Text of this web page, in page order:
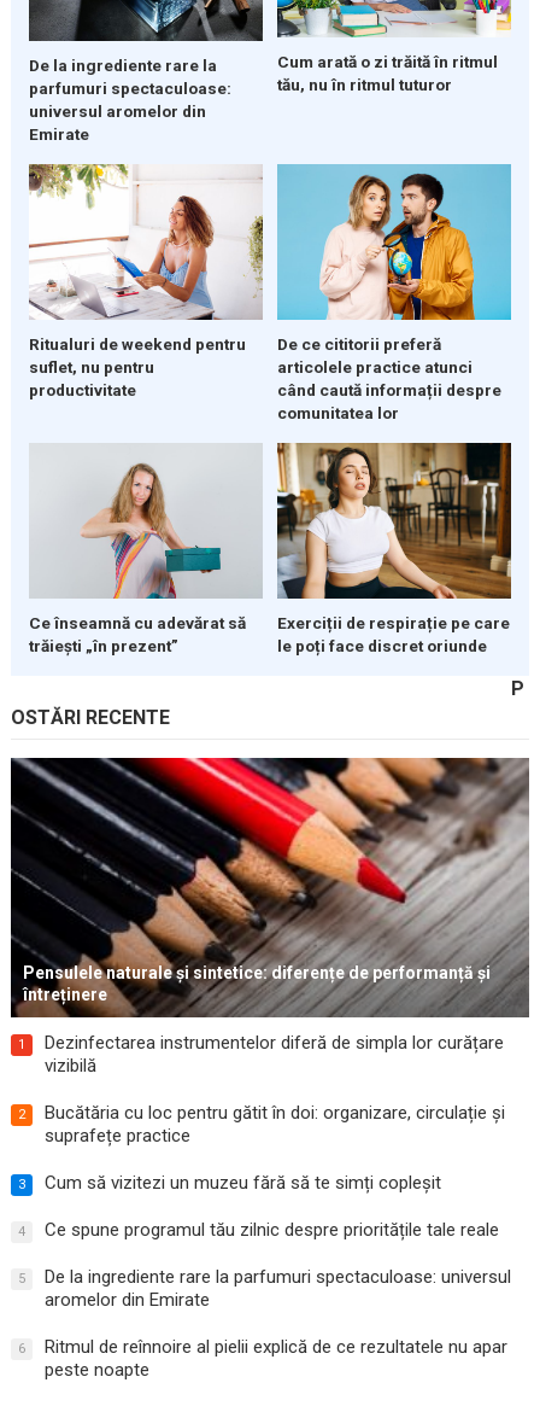
De la ingrediente rare la
parfumuri spectaculoase:
universul aromelor din
Emirate
Cum arată o zi trăită în ritmul
tău, nu în ritmul tuturor
Ritualuri de weekend pentru
suflet, nu pentru
productivitate
De ce cititorii preferă
articolele practice atunci
când caută informații despre
comunitatea lor
Ce înseamnă cu adevărat să
trăiești „în prezent”
Exerciții de respirație pe care
le poți face discret oriunde
P
OSTĂRI RECENTE
Pensulele naturale și sintetice: diferențe de performanță și
întreținere
1
Dezinfectarea instrumentelor diferă de simpla lor curățare
vizibilă
2
Bucătăria cu loc pentru gătit în doi: organizare, circulație și
suprafețe practice
3 Cum să vizitezi un muzeu fără să te simți copleșit
4 Ce spune programul tău zilnic despre prioritățile tale reale
5
De la ingrediente rare la parfumuri spectaculoase: universul
aromelor din Emirate
6
Ritmul de reînnoire al pielii explică de ce rezultatele nu apar
peste noapte